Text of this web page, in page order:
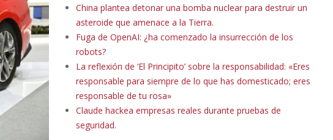
China plantea detonar una bomba nuclear para destruir un
asteroide que amenace a la Tierra.
Fuga de OpenAI: ¿ha comenzado la insurrección de los
robots?
La reflexión de ‘El Principito’ sobre la responsabilidad: «Eres
responsable para siempre de lo que has domesticado; eres
responsable de tu rosa»
Claude hackea empresas reales durante pruebas de
seguridad.